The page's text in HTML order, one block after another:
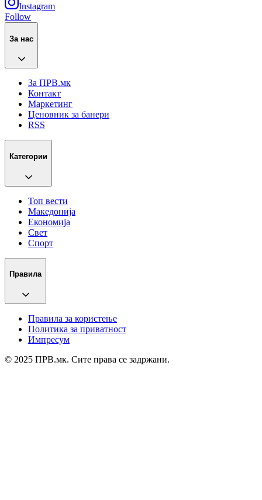
Instagram
Follow
За нас
За ПРВ.мк
Контакт
Маркетинг
Ценовник за банери
RSS
Категории
Топ вести
Македонија
Економија
Свет
Спорт
Правила
Правила за користење
Политика за приватност
Импресум
© 2025 ПРВ.мк. Сите права се задржани.